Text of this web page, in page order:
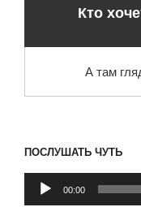
Кто
А там
ПОСЛУШАТЬ ЧУТЬ
Аудиоплеер
00:00